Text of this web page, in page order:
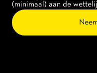
(minimaal) aan de